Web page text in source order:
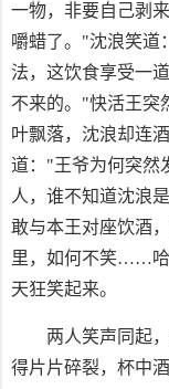
一物，非要自己剥
嚼蜡了。"沈浪笑道
法，这饮食享受一
不来的。"快活王突
叶飘落，沈浪却连
道："王爷为何突然
人，谁不知道沈浪
敢与本王对座饮酒
里，如何不笑……哈
天狂笑起来。
两人笑声同起
得片片碎裂，杯中酒